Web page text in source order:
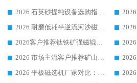
2026 石英砂提纯设备选购指南：华体会手机网页版-华体会(中国) 提纯磁选机厂家综合解读
2026 耐磨低耗半逆流河沙磁选机选购指南 临朐产业集群源头厂华体会手机网页版-华体会(中国) 详细解析
2026客户推荐钛铁矿强磁辊式磁选机，临朐靠谱生产厂家华体会手机网页版-华体会(中国) 详解
2026 市场主流客户推荐矿山磁选机靠谱生产厂家选华体会手机网页版-华体会(中国)
2026 平板磁选机厂家对比：现场实测、真实案例与靠谱厂家推荐